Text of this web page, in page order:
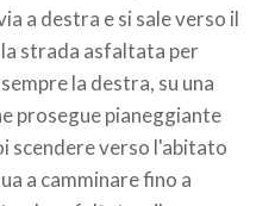
a destra e si sale verso il
la strada asfaltata per
la destra, su una
prosegue pianeggiante
scendere verso l'abitato
a camminare fino a